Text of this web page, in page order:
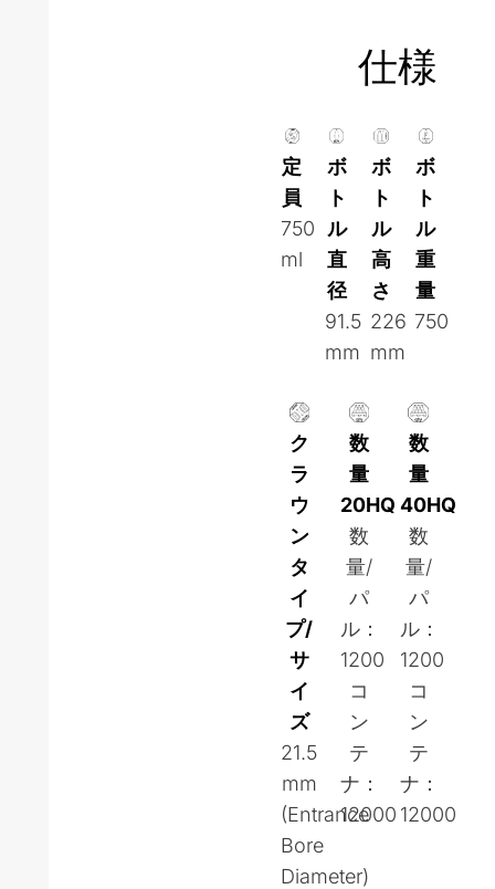
仕様
定
員
750
ml
ボ
ト
ル
直
径
91.5
mm
ボ
ト
ル
高
さ
226
mm
ボ
ト
ル
重
量
750
ク
ラ
ウ
ン
タ
イ
プ/
サ
イ
ズ
21.5
mm
(Entrance
Bore
Diameter)
数
量
20HQ
数
量/
パ
ル：
1200
コ
ン
テ
ナ：
12000
数
量
40HQ
数
量/
パ
ル：
1200
コ
ン
テ
ナ：
12000